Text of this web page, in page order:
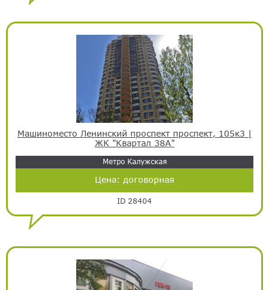
Машиноместо Ленинский проспект проспект, 105к3 |
ЖК "Квартал 38А"
Метро Калужская
Цена: договорная
ID 28404